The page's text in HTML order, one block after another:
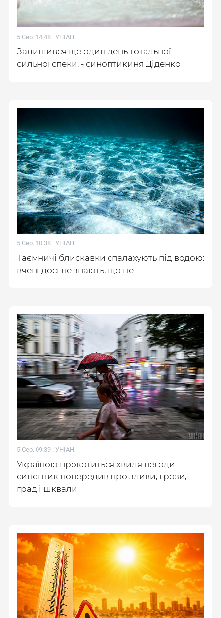
5 Сер. 14:48 . УНІАН
Залишився ще один день тотальної
сильної спеки, - синоптикиня Діденко
5 Сер. 10:38 . УНІАН
Таємничі блискавки спалахують під водою:
вчені досі не знають, що це
5 Сер. 09:39 . УНІАН
Україною прокотиться хвиля негоди:
синоптик попередив про зливи, грози,
град і шквали